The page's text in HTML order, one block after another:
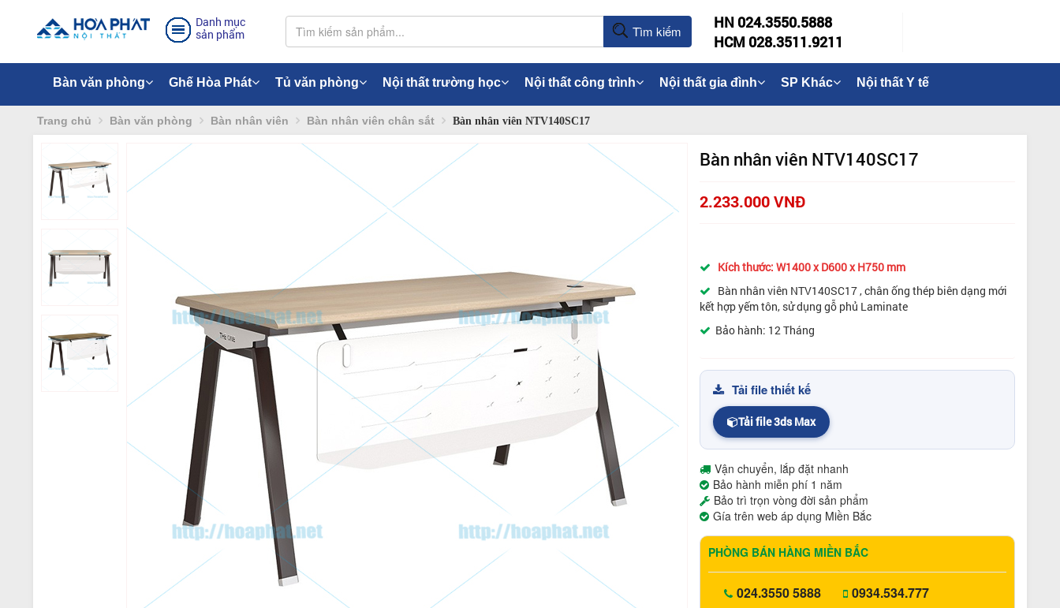
Danh mục
sản phẩm
Tìm kiếm
HN 024.3550.5888
HCM 028.3511.9211
Bàn văn phòng Ghế Hòa Phát Tủ văn phòng Nội thất trường học Nội thất công trình Nội thất gia đình SP Khác Nội thất Y tế
Trang chủ Bàn văn phòng Bàn nhân viên Bàn nhân viên chân sắt Bàn nhân viên NTV140SC17
Bàn nhân viên NTV140SC17
2.233.000 VNĐ
Kích thước: W1400 x D600 x H750 mm
Bàn nhân viên NTV140SC17 , chân ống thép biên dạng mới
kết hợp yếm tôn, sử dụng gỗ phủ Laminate
Bảo hành: 12 Tháng
Tải file thiết kế
Tải file 3ds Max
Vận chuyển, lắp đặt nhanh
Bảo hành miễn phí 1 năm
Bảo trì trọn vòng đời sản phẩm
Gía trên web áp dụng Miền Bắc
PHÒNG BÁN HÀNG MIỀN BẮC
024.3550 5888
0934.534.777